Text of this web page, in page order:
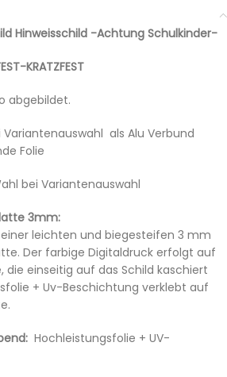
Hinweisschild -Achtung Schulkinder-
KRATZFEST
abgebildet.
als Alu Verbund
Folie
bei Variantenauswahl
3mm:
leichten und biegesteifen 3 mm
Der farbige Digitaldruck erfolgt auf
die einseitig auf das Schild kaschiert
+ Uv-Beschichtung verklebt auf
Hochleistungsfolie + UV-